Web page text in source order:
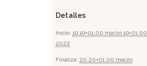
Detalles
Inicio: 19 19+01:00 marzo 19+01:00
2022
Finaliza: 20 20+01:00 marzo